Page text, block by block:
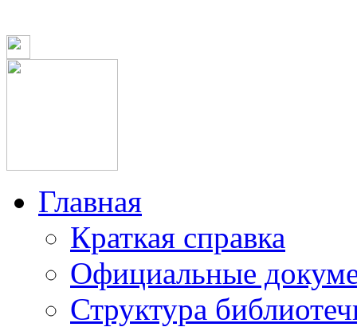
Главная
Краткая справка
Официальные
Структура